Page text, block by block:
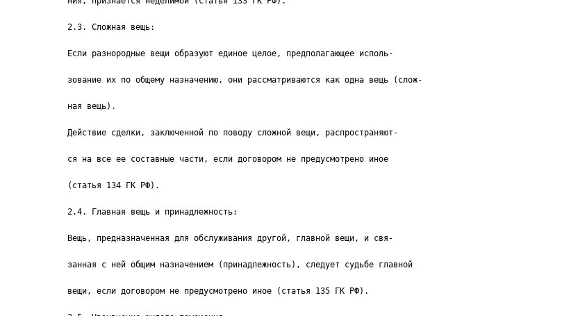
2.3. Сложная вещь:
Если разнородные вещи образуют единое целое, предполагающее исполь-
зование их по общему назначению, они рассматриваются как одна вещь (слож-
ная вещь).
Действие сделки, заключенной по поводу сложной вещи, распространяют-
ся на все ее составные части, если договором не предусмотрено иное
(статья 134 ГК РФ).
2.4. Главная вещь и принадлежность:
Вещь, предназначенная для обслуживания другой, главной вещи, и свя-
занная с ней общим назначением (принадлежность), следует судьбе главной
вещи, если договором не предусмотрено иное (статья 135 ГК РФ).